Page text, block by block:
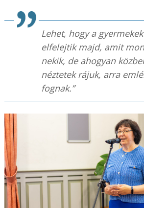
Lehet, hogy a gyermekek
elfelejtik majd, amit
nekik, de ahogyan
néztetek rájuk, arra
fognak.”